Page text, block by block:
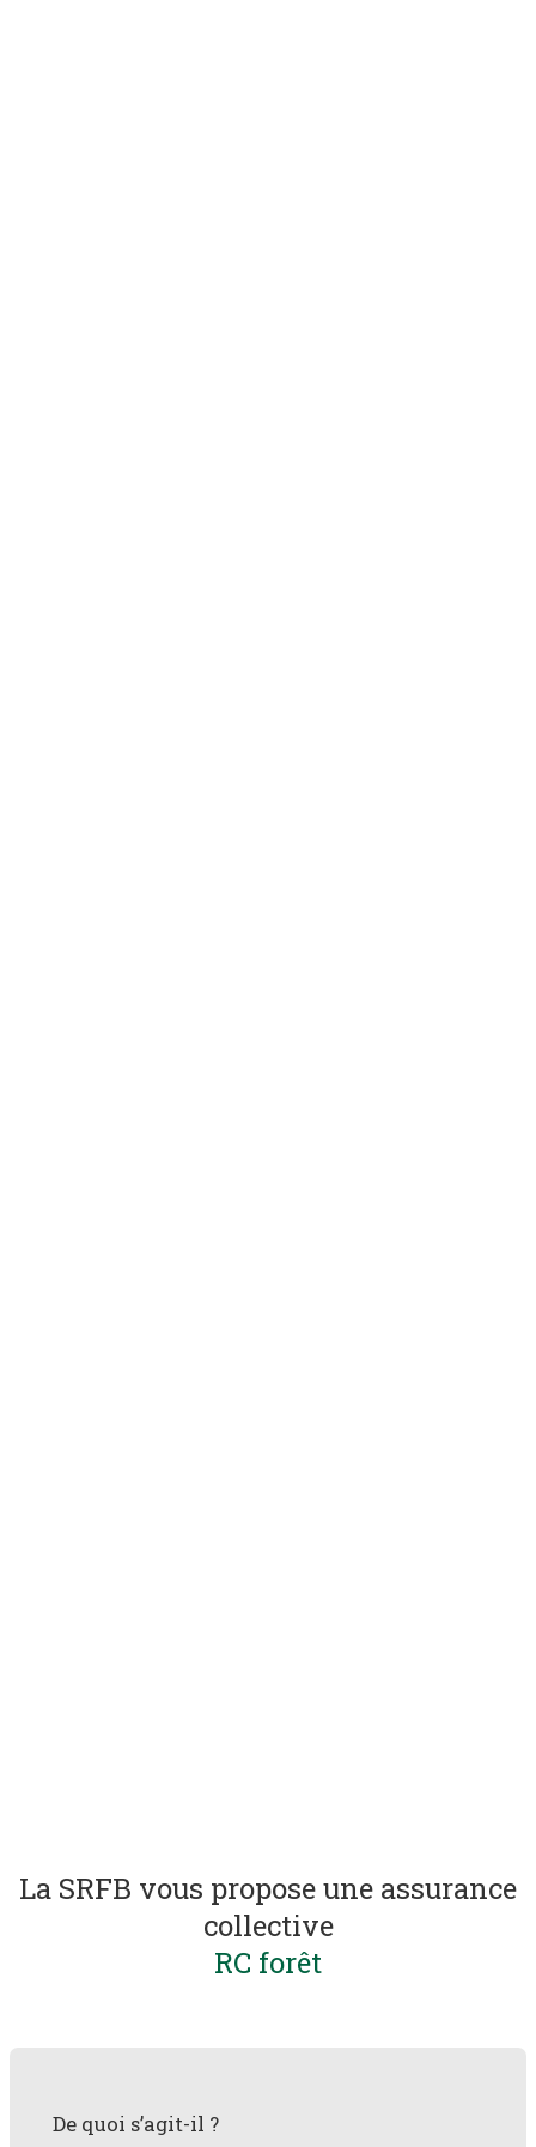
La SRFB vous propose une assurance
collective
RC forêt
De quoi s’agit-il ?